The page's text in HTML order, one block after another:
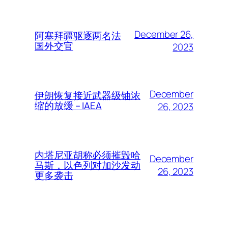
阿塞拜疆驱逐两名法
国外交官
December 26,
2023
伊朗恢复接近武器级铀浓
缩的放缓 – IAEA
December
26, 2023
内塔尼亚胡称必须摧毁哈
马斯，以色列对加沙发动
更多袭击
December
26, 2023